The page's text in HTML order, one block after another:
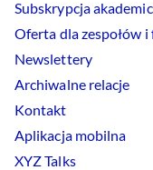
Subskrypcja
Oferta dla zespołów i
Newslettery
Archiwalne relacje
Kontakt
Aplikacja mobilna
XYZ Talks